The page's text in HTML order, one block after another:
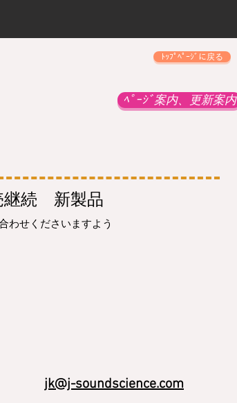
ﾄｯﾌﾟﾍﾟｰｼﾞに戻る
ﾍﾟｰｼﾞ案内、更新案内
継続 新製品
わせくださいますよう
jk@j-soundscience.com